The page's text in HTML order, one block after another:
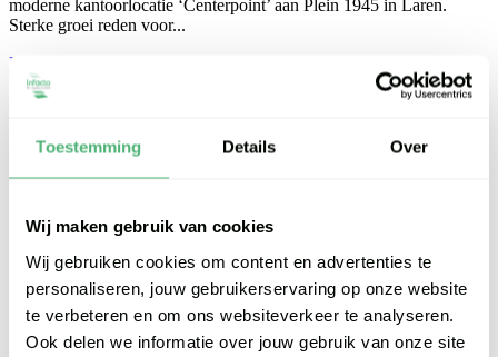
Toestemming Details Over
Wij maken gebruik van cookies
Wij gebruiken cookies om content en advertenties te
personaliseren, jouw gebruikerservaring op onze website
te verbeteren en om ons websiteverkeer te analyseren.
Ook delen we informatie over jouw gebruik van onze site
moderne kantoorlocatie ‘Centerpoint’ aan Plein 1945 in Laren.
Sterke groei reden voor...
Lees meer
Infacto | HR Specialist
035 - 206 3063035 - 206 306 3
Volg ons op LinkedIn